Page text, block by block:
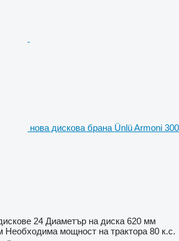
нова дискова брана Ünlü Armoni 300
24 Диаметър на диска 620 мм
Необходима мощност на трактора 80 к.с.